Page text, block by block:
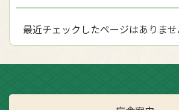
最近チェックしたページはありませ